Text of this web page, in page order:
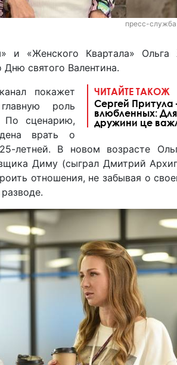
пресс-
и «Женского Квартала» Ольга
Дню святого Валентина.
ЧИТАЙТЕ ТАКОЖ
Сергей Притула
влюбленных:
дружини це
покажет
роль
По сценарию,
врать о
летней. В новом возрасте
Диму (сыграл Дмитрий
отношения, не забывая о